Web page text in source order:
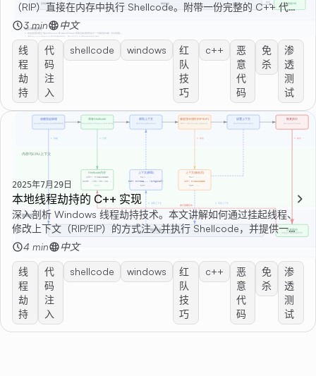
（RIP）直接在内存中执行 Shellcode。附带一份完整的 C++ 代
码，助你从零到一掌握这种经典的攻防技巧。
3 min 中文
线
程
劫
持
代
码
注
入
shellcode windows
红
队
技
巧
c++
恶
意
代
码
免
杀
渗
透
测
试
2025年7月29日
本地线程劫持的 C++ 实现
深入剖析 Windows 线程劫持技术。本文讲解如何通过挂起线程、
修改上下文（RIP/EIP）的方式注入并执行 Shellcode，并提供一份
完整的 C++ 代码示例，带你掌握这种隐蔽的代码执行技巧。
4 min 中文
线
程
劫
持
代
码
注
入
shellcode windows
红
队
技
巧
c++
恶
意
代
码
免
杀
渗
透
测
试